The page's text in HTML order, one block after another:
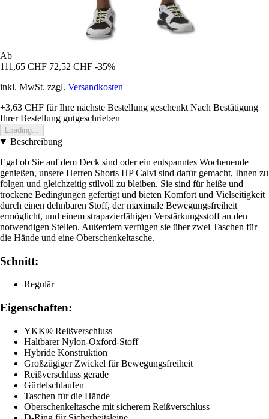
Ab
111,65 CHF 72,52 CHF -35%
inkl. MwSt. zzgl. Versandkosten
+3,63 CHF für Ihre nächste Bestellung geschenkt Nach Bestätigung
Ihrer Bestellung gutgeschrieben
Loading...
Beschreibung
Egal ob Sie auf dem Deck sind oder ein entspanntes Wochenende
genießen, unsere Herren Shorts HP Calvi sind dafür gemacht, Ihnen zu
folgen und gleichzeitig stilvoll zu bleiben. Sie sind für heiße und
trockene Bedingungen gefertigt und bieten Komfort und Vielseitigkeit
durch einen dehnbaren Stoff, der maximale Bewegungsfreiheit
ermöglicht, und einem strapazierfähigen Verstärkungsstoff an den
notwendigen Stellen. Außerdem verfügen sie über zwei Taschen für
die Hände und eine Oberschenkeltasche.
Schnitt:
Regulär
Eigenschaften:
YKK® Reißverschluss
Haltbarer Nylon-Oxford-Stoff
Hybride Konstruktion
Großzügiger Zwickel für Bewegungsfreiheit
Reißverschluss gerade
Gürtelschlaufen
Taschen für die Hände
Oberschenkeltasche mit sicherem Reißverschluss